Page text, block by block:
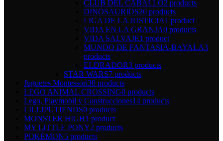
CLUB DEL CABALLO2 products
DINOSAURIOS26 products
LIGA DE LA JUSTICIA1 product
VIDA EN LA GRANJA0 products
VIDA SALVAJE1 product
MUNDO DE FANTASIA-BAYALA3
products
ELDRADOR3 products
STAR WARS7 products
Juguetes Montessori30 products
LEGO ANIMAL CROSSING0 products
Lego, Playmobil y Construcciones14 products
LILLIPUTIENDS0 products
MONSTER HIGH1 product
MY LITTLE PONY2 products
POKÉMON5 products